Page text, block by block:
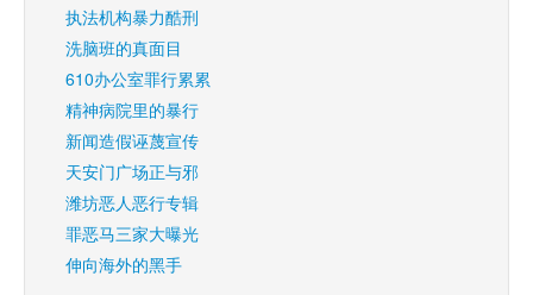
执法机构暴力酷刑
洗脑班的真面目
610办公室罪行累累
精神病院里的暴行
新闻造假诬蔑宣传
天安门广场正与邪
潍坊恶人恶行专辑
罪恶马三家大曝光
伸向海外的黑手